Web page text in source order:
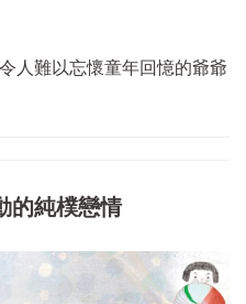
人難以忘懷童年回憶的爺爺
的純樸戀情